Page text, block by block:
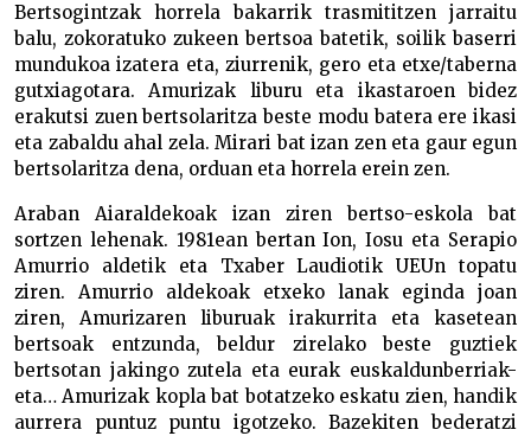
Bertsogintzak horrela bakarrik trasmititzen jarraitu
balu, zokoratuko zukeen bertsoa batetik, soilik baserri
mundukoa izatera eta, ziurrenik, gero eta etxe/taberna
gutxiagotara. Amurizak liburu eta ikastaroen bidez
erakutsi zuen bertsolaritza beste modu batera ere ikasi
eta zabaldu ahal zela. Mirari bat izan zen eta gaur egun
bertsolaritza dena, orduan eta horrela erein zen.
Araban Aiaraldekoak izan ziren bertso-eskola bat
sortzen lehenak. 1981ean bertan Ion, Iosu eta Serapio
Amurrio aldetik eta Txaber Laudiotik UEUn topatu
ziren. Amurrio aldekoak etxeko lanak eginda joan
ziren, Amurizaren liburuak irakurrita eta kasetean
bertsoak entzunda, beldur zirelako beste guztiek
bertsotan jakingo zutela eta eurak euskaldunberriak-
eta… Amurizak kopla bat botatzeko eskatu zien, handik
aurrera puntuz puntu igotzeko. Bazekiten bederatzi